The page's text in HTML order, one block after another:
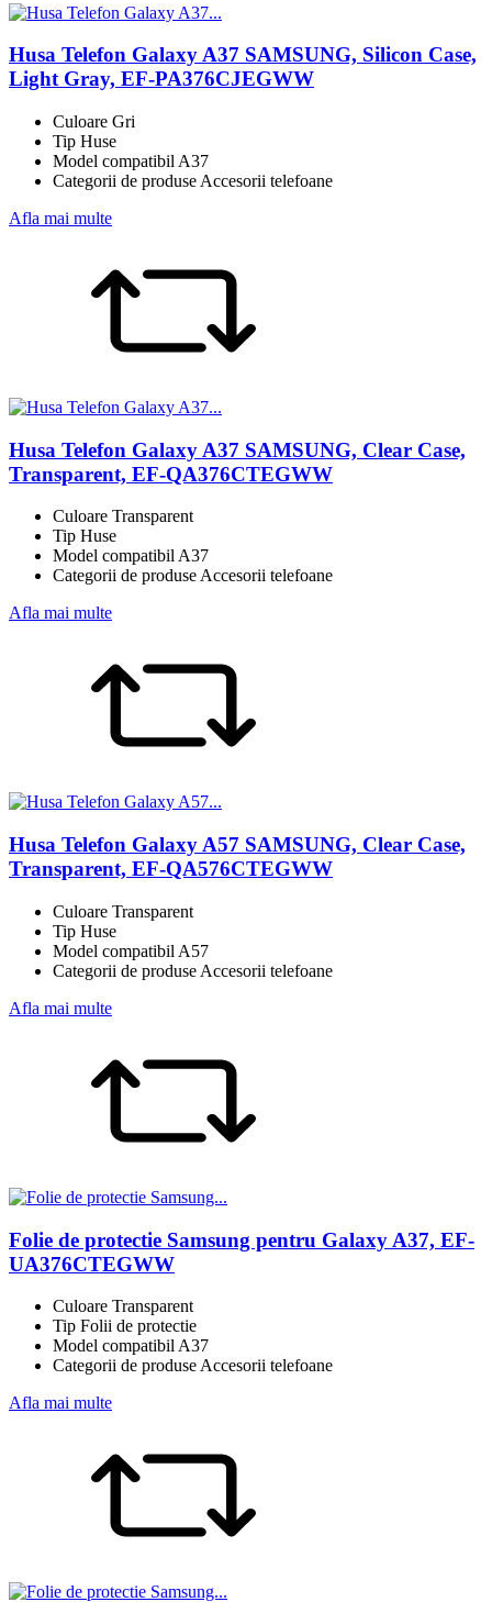
Husa Telefon Galaxy A37 SAMSUNG, Silicon Case,
Light Gray, EF-PA376CJEGWW
Culoare Gri
Tip Huse
Model compatibil A37
Categorii de produse Accesorii telefoane
Afla mai multe
Husa Telefon Galaxy A37 SAMSUNG, Clear Case,
Transparent, EF-QA376CTEGWW
Culoare Transparent
Tip Huse
Model compatibil A37
Categorii de produse Accesorii telefoane
Afla mai multe
Husa Telefon Galaxy A57 SAMSUNG, Clear Case,
Transparent, EF-QA576CTEGWW
Culoare Transparent
Tip Huse
Model compatibil A57
Categorii de produse Accesorii telefoane
Afla mai multe
Folie de protectie Samsung pentru Galaxy A37, EF-
UA376CTEGWW
Culoare Transparent
Tip Folii de protectie
Model compatibil A37
Categorii de produse Accesorii telefoane
Afla mai multe